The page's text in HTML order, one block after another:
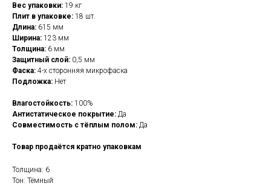
Вес упаковки: 19 кг
Плит в упаковке: 18 шт.
Длина: 615 мм
Ширина: 123 мм
Толщина: 6 мм
Защитный слой: 0,5 мм
Фаска: 4-х сторонняя микрофаска
Подложка: Нет
Влагостойкость: 100%
Антистатическое покрытие: Да
Совместимость с тёплым полом: Да
Товар продаётся кратно упаковкам
Толщина: 6
Тон: Тёмный